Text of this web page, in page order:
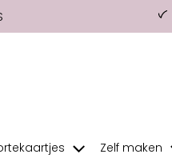
Zelf maken